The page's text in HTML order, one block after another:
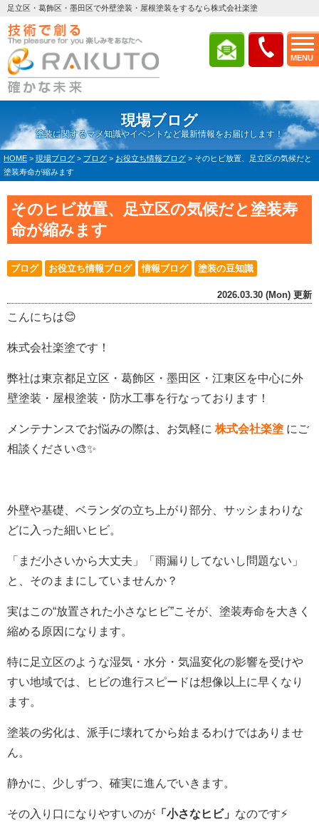
MENU
足立区・葛飾区・墨田区で外壁塗装・屋根塗装をするなら株式会社楽塗
現場ブログ
塗装に関するマメ知識やイベントなど最新情報をお届けします！
HOME > 現場ブログ > ブログ > お役立ち情報ブログ > そのヒビ放置、足立区の気候だと
塗装寿命が縮みます
そのヒビ放置、足立区の気候だと塗装寿
命が縮みます
ブログ お役立ち情報ブログ 情報ブログ 塗装の豆知識
2026.03.30 (Mon) 更新
こんにちは😊
株式会社楽塗です！
弊社は東京都足立区・葛飾区・墨田区・江東区を中心に外
壁塗装・屋根塗装・防水工事を行なっております！
メンテナンスでお悩みの際は、お気軽に 株式会社楽塗 にご
相談ください🎨✨
外壁や基礎、ベランダの立ち上がり部分、サッシまわりな
どに入った細いヒビ。
「まだ小さいから大丈夫」「雨漏りしてないし問題ない」
と、そのままにしていませんか？
実はこの“放置された小さなヒビ”こそが、塗装寿命を大きく
縮める原因になります。
特に足立区のような湿気・水分・気温変化の影響を受けや
すい地域では、ヒビの進行スピードは想像以上に早くなり
ます。
塗装の劣化は、派手に壊れてから始まるわけではありませ
ん。
静かに、少しずつ、確実に進んでいきます。
その入り口になりやすいのが 「小さなヒビ」 なのです⚡️